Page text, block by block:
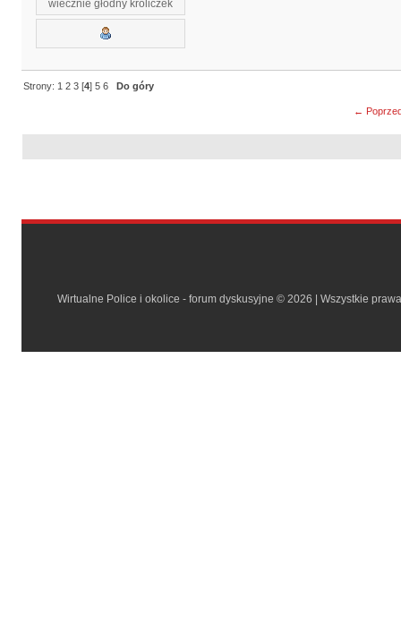
wiecznie głodny króliczek
Strony: 1 2 3 [4]5 6 Do góry
←
Wirtualne Police i okolice - forum dyskusyjne © 2026 | Wszystkie